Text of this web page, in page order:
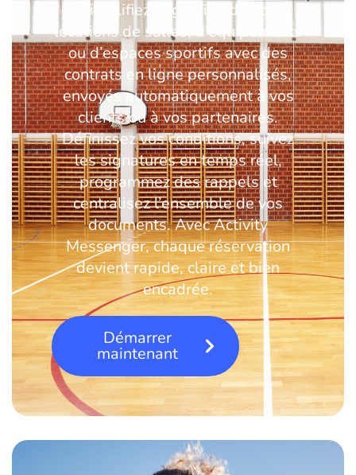
Simplifiez la gestion de vos
locations de salles, d’équipements
ou d’espaces sportifs avec des
contrats en ligne personnalisés,
envoyés automatiquement à vos
clients ou à vos partenaires.
Définissez vos conditions, suivez
les signatures en temps réel,
programmez des rappels et
centralisez l’ensemble de vos
documents. Avec Activity
Messenger, chaque réservation
devient rapide, claire et bien
encadrée.
Démarrer
maintenant